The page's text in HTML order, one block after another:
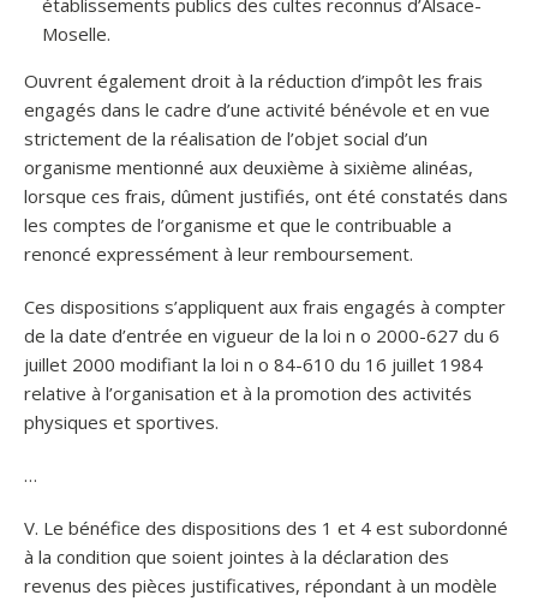
établissements publics des cultes reconnus d’Alsace-
Moselle.
Ouvrent également droit à la réduction d’impôt les frais
engagés dans le cadre d’une activité bénévole et en vue
strictement de la réalisation de l’objet social d’un
organisme mentionné aux deuxième à sixième alinéas,
lorsque ces frais, dûment justifiés, ont été constatés dans
les comptes de l’organisme et que le contribuable a
renoncé expressément à leur remboursement.
Ces dispositions s’appliquent aux frais engagés à compter
de la date d’entrée en vigueur de la loi n o 2000-627 du 6
juillet 2000 modifiant la loi n o 84-610 du 16 juillet 1984
relative à l’organisation et à la promotion des activités
physiques et sportives.
…
V. Le bénéfice des dispositions des 1 et 4 est subordonné
à la condition que soient jointes à la déclaration des
revenus des pièces justificatives, répondant à un modèle